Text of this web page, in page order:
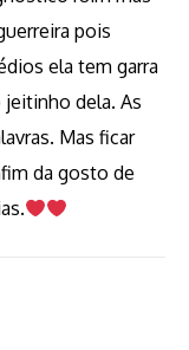
pois
ela tem garra
dela. As
Mas ficar
da gosto de